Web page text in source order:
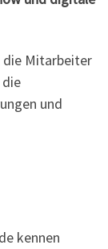
Mitarbeiter
und
kennen